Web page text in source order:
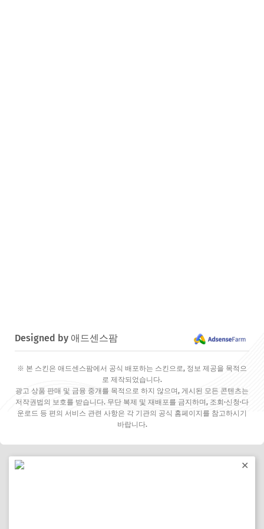
Designed by 애드센스팜
※ 본 스킨은 애드센스팜에서 공식 배포하는 스킨으로, 정보 제공을 목적으
로 제작되었습니다.
광고 상품 판매 및 금융 중개를 목적으로 하지 않으며, 게시된 모든 콘텐츠는
저작권법의 보호를 받습니다. 무단 복제 및 재배포를 금지하며, 조회·신청·다
운로드 등 편의 서비스 관련 사항은 각 기관의 공식 홈페이지를 참고하시기
바랍니다.
✕